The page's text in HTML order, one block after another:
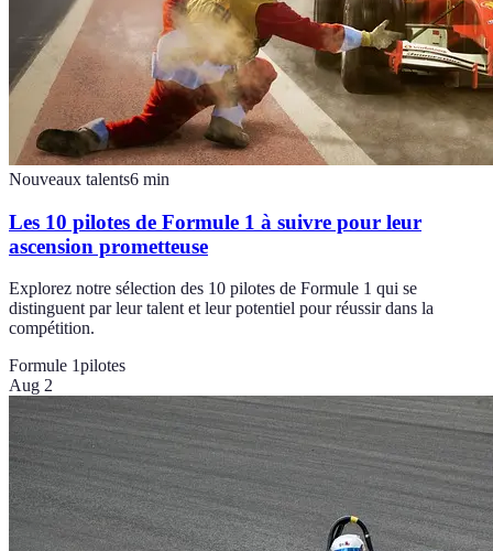
Nouveaux talents6 min
Les 10 pilotes de Formule 1 à suivre pour leur
ascension prometteuse
Explorez notre sélection des 10 pilotes de Formule 1 qui se
distinguent par leur talent et leur potentiel pour réussir dans la
compétition.
Formule 1pilotes
Aug 2